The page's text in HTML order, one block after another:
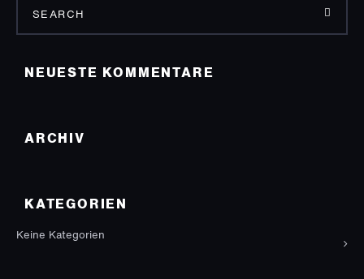
NEUESTE KOMMENTARE
ARCHIV
KATEGORIEN
Keine Kategorien